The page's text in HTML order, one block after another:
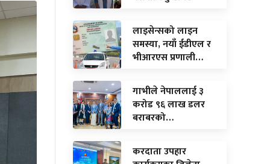
लाइसेन्सको लाइन
समस्या, नयाँ ईडीएल र
भीआरएस प्रणाली…
गाभीले नेपाललाई ३
करोड ९६ लाख डलर
बराबरको…
करदाता उपहार